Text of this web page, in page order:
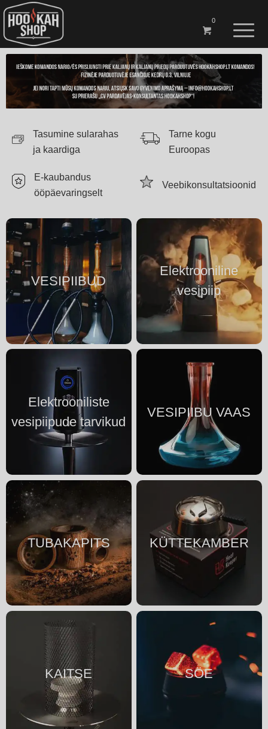
0
Tasumine sularahas
ja kaardiga
Tarne kogu
Euroopas
E-kaubandus
ööpäevaringselt
Veebikonsultatsioonid
VESIPIIBUD
Elektrooniline
vesipiip
Elektrooniliste
vesipiipude tarvikud
VESIPIIBU VAAS
TUBAKAPITS KÜTTEKAMBER
KAITSE SÖE